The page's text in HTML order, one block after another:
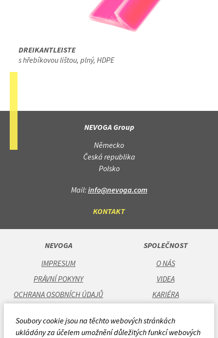
DREIKANTLEISTE
s hřebíkovou lištou, plný, HDPE
Soubory cookie jsou na těchto webových stránkách
ukládány za účelem umožnění důležitých funkcí webových
NEVOGA Group
Německo
Česká republika
Polsko
Mail:info@nevoga.com
KONTAKT
NEVOGA
IMPRESUM
PRÁVNÍ POKYNY
OCHRANA OSOBNÍCH ÚDAJŮ
CODE OF CONDUCT
SPOLEČNOST
O NÁS
VIDEA
KARIÉRA